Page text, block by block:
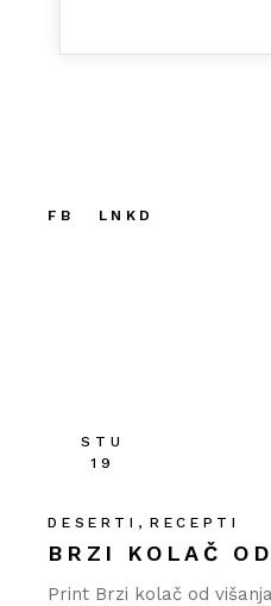
FB LNKD
STU
19
DESERTI RECEPTI
BRZI KOLAČ
Print Brzi kolač od